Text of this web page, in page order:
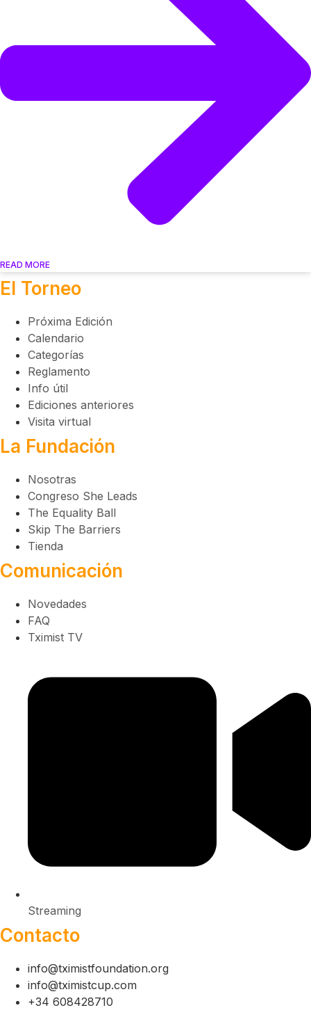
READ MORE
El Torneo
Próxima Edición
Calendario
Categorías
Reglamento
Info útil
Ediciones anteriores
Visita virtual
La Fundación
Nosotras
Congreso She Leads
The Equality Ball
Skip The Barriers
Tienda
Comunicación
Novedades
FAQ
Tximist TV
Streaming
Contacto
info@tximistfoundation.org
info@tximistcup.com
+34 608428710